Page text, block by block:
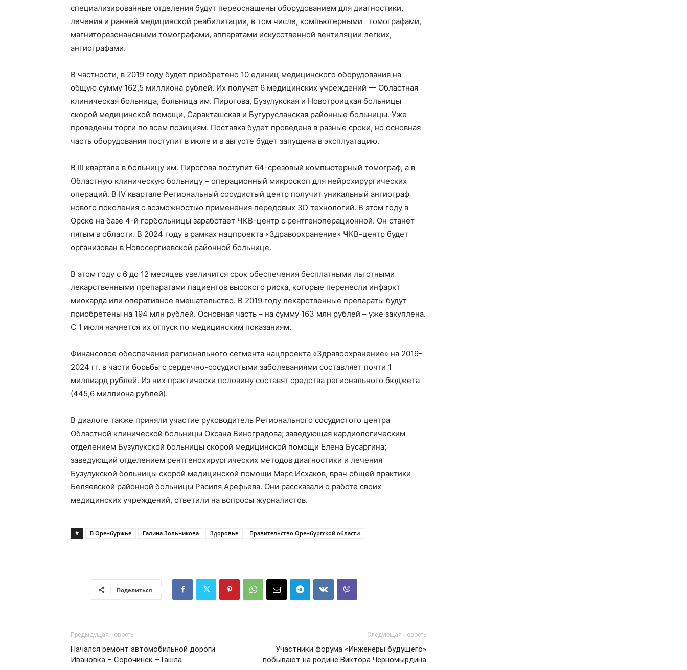
специализированные отделения будут переоснащены оборудованием для диагностики,
лечения и ранней медицинской реабилитации, в том числе, компьютерными томографами,
магниторезонансными томографами, аппаратами искусственной вентиляции легких,
ангиографами.
В частности, в 2019 году будет приобретено 10 единиц медицинского оборудования на
общую сумму 162,5 миллиона рублей. Их получат 6 медицинских учреждений — Областная
клиническая больница, больница им. Пирогова, Бузулукская и Новотроицкая больницы
скорой медицинской помощи, Саракташская и Бугурусланская районные больницы. Уже
проведены торги по всем позициям. Поставка будет проведена в разные сроки, но основная
часть оборудования поступит в июле и в августе будет запущена в эксплуатацию.
В III квартале в больницу им. Пирогова поступит 64-срезовый компьютерный томограф, а в
Областную клиническую больницу – операционный микроскоп для нейрохирургических
операций. В IV квартале Региональный сосудистый центр получит уникальный ангиограф
нового поколения с возможностью применения передовых 3D технологий. В этом году в
Орске на базе 4-й горбольницы заработает ЧКВ-центр с рентгеноперационной. Он станет
пятым в области. В 2024 году в рамках нацпроекта «Здравоохранение» ЧКВ-центр будет
организован в Новосергиевской районной больнице.
В этом году с 6 до 12 месяцев увеличится срок обеспечения бесплатными льготными
лекарственными препаратами пациентов высокого риска, которые перенесли инфаркт
миокарда или оперативное вмешательство. В 2019 году лекарственные препараты будут
приобретены на 194 млн рублей. Основная часть – на сумму 163 млн рублей – уже закуплена.
С 1 июля начнется их отпуск по медицинским показаниям.
Финансовое обеспечение регионального сегмента нацпроекта «Здравоохранение» на 2019-
2024 гг. в части борьбы с сердечно-сосудистыми заболеваниями составляет почти 1
миллиард рублей. Из них практически половину составят средства регионального бюджета
(445,6 миллиона рублей).
В диалоге также приняли участие руководитель Регионального сосудистого центра
Областной клинической больницы Оксана Виноградова; заведующая кардиологическим
отделением Бузулукской больницы скорой медицинской помощи Елена Бусаргина;
заведующий отделением рентгенохирургических методов диагностики и лечения
Бузулукской больницы скорой медицинской помощи Марс Исхаков, врач общей практики
Беляевской районной больницы Расиля Арефьева. Они рассказали о работе своих
медицинских учреждений, ответили на вопросы журналистов.
# В Оренбуржье Галина Зольникова Здоровье Правительство Оренбургской области
Поделиться
Предыдущая новость
Начался ремонт автомобильной дороги
Ивановка – Сорочинск –Ташла
Следующая новость
Участники форума «Инженеры будущего»
побывают на родине Виктора Черномырдина